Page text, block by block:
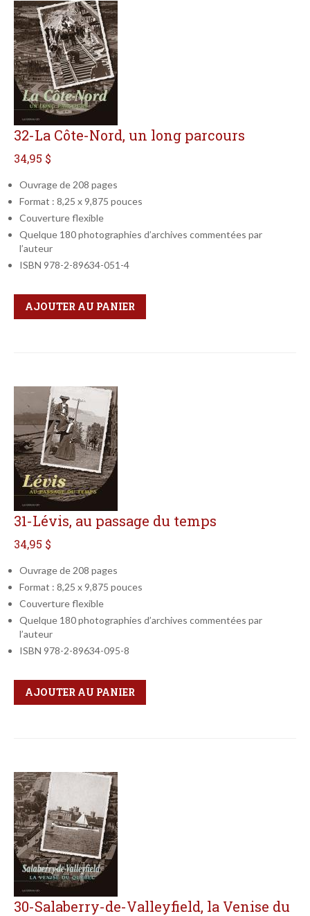
32-La Côte-Nord, un long parcours
34,95 $
Ouvrage de 208 pages
Format : 8,25 x 9,875 pouces
Couverture flexible
Quelque 180 photographies d’archives commentées par
l’auteur
ISBN 978-2-89634-051-4
Qté
Format
AJOUTER AU PANIER
31-Lévis, au passage du temps
34,95 $
Ouvrage de 208 pages
Format : 8,25 x 9,875 pouces
Couverture flexible
Quelque 180 photographies d’archives commentées par
l’auteur
ISBN 978-2-89634-095-8
Qté
Format
AJOUTER AU PANIER
30-Salaberry-de-Valleyfield, la Venise du